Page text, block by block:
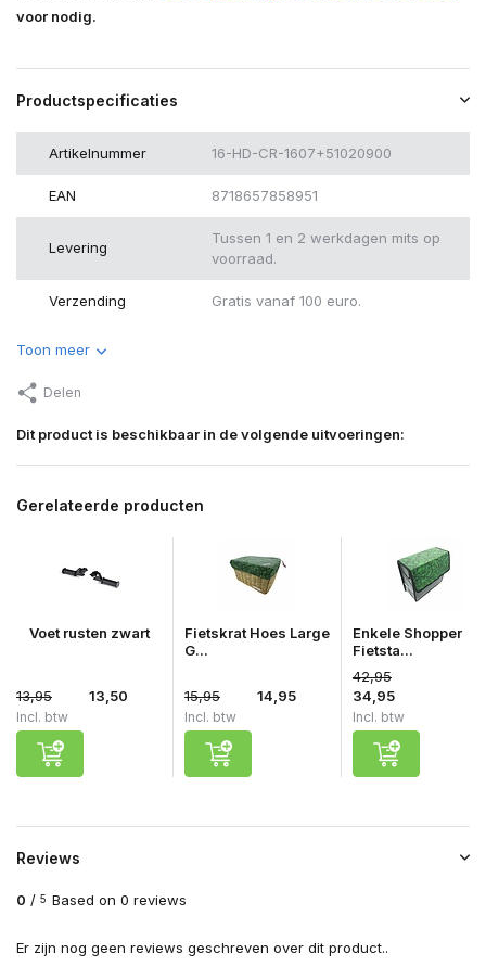
voor nodig.
Productspecificaties
Artikelnummer 16-HD-CR-1607+51020900
EAN 8718657858951
Levering
Tussen 1 en 2 werkdagen mits op
voorraad.
Verzending Gratis vanaf 100 euro.
Toon meer
Delen
Dit product is beschikbaar in de volgende uitvoeringen:
Gerelateerde producten
Voet rusten zwart
13,95 13,50
Incl. btw
Fietskrat Hoes Large
G...
15,95 14,95
Incl. btw
Enkele Shopper
Fietsta...
42,95
34,95
Incl. btw
Reviews
0 / 5 Based on 0 reviews
Er zijn nog geen reviews geschreven over dit product..